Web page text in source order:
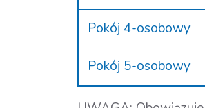
Pokój 4-osobowy
Pokój 5-osobowy